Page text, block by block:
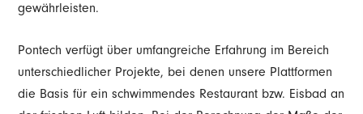
gewährleisten.
Pontech verfügt über umfangreiche Erfahrung im Bereich
unterschiedlicher Projekte, bei denen unsere Plattformen
die Basis für ein schwimmendes Restaurant bzw. Eisbad an